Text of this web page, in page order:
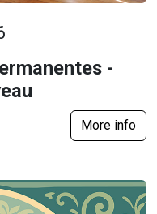
-
More info